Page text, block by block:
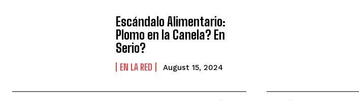
Escándalo Alimentario:
Plomo en la Canela? En
Serio?
EN LA RED August 15, 2024